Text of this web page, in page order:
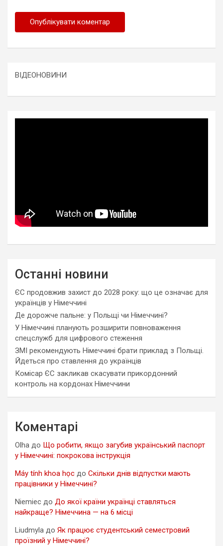
ВІДЕОНОВИНИ
Останні новини
ЄС продовжив захист до 2028 року: що це означає для
українців у Німеччині
Де дорожче пальне: у Польщі чи Німеччині?
У Німеччині планують розширити повноваження
спецслужб для цифрового стеження
ЗМІ рекомендують Німеччині брати приклад з Польщі.
Йдеться про ставлення до українців
Комісар ЄС закликав скасувати прикордонний
контроль на кордонах Німеччини
Коментарі
Olha до Що робити, якщо загубив український паспорт
у Німеччині: покрокова інструкція
Máy tính khoa học до Скільки днів відпустки мають
працівники у Німеччині?
Niemiec до До якої країни українці ставляться
найкраще? Німеччина — на 6 місці
Liudmyla до Як працює студентський семестровий
проїзний у Німеччині?